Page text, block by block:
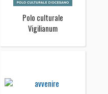
Polo culturale
Vigilianum